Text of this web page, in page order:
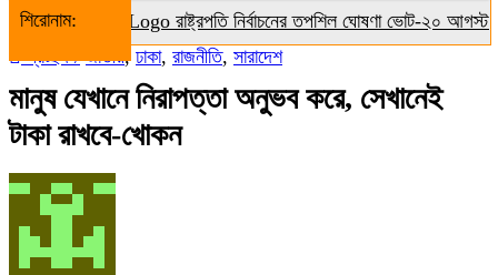
শিরোনাম:
রাষ্ট্রপতি নির্বাচনের তপশিল ঘোষণা ভোট-২০ আগস্ট
প্রচ্ছদ / জাতীয়, ঢাকা, রাজনীতি, সারাদেশ
মানুষ যেখানে নিরাপত্তা অনুভব করে, সেখানেই
টাকা রাখবে-খোকন